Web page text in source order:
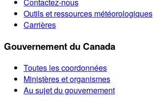
Contactez-nous
Outils et ressources météorologiques
Carrières
Gouvernement du Canada
Toutes les coordonnées
Ministères et organismes
Au sujet du gouvernement